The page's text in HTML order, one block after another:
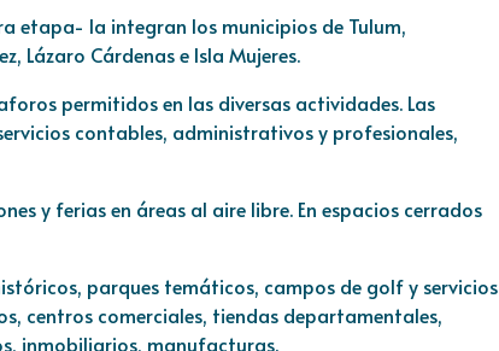
etapa- la integran los municipios de Tulum,
Lázaro Cárdenas e Isla Mujeres.
permitidos en las diversas actividades. Las
contables, administrativos y profesionales,
y ferias en áreas al aire libre. En espacios cerrados
parques temáticos, campos de golf y servicios
centros comerciales, tiendas departamentales,
inmobiliarios, manufacturas.